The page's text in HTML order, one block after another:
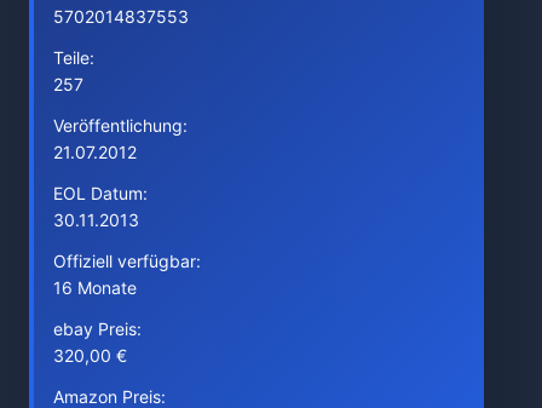
5702014837553
Teile:
257
Veröffentlichung:
21.07.2012
EOL Datum:
30.11.2013
Offiziell verfügbar:
16 Monate
ebay Preis:
320,00 €
Amazon Preis: